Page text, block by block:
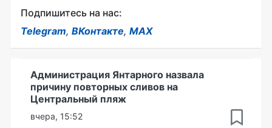
Подпишитесь на нас:
Telegram, ВКонтакте, MAX
Администрация Янтарного назвала
причину повторных сливов на
Центральный пляж
вчера, 15:52